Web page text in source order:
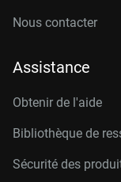
Nous contacter
Assistance
Obtenir de l'aide
Bibliothèque de
Sécurité des